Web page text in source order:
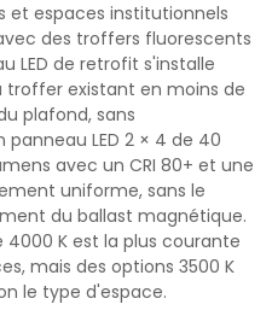
et espaces institutionnels
des troffers fluorescents
LED de retrofit s'installe
existant en moins de
plafond, sans
LED 2 × 4 de 40
avec un CRI 80+ et une
uniforme, sans le
du ballast magnétique.
K est la plus courante
mais des options 3500 K
le type d'espace.